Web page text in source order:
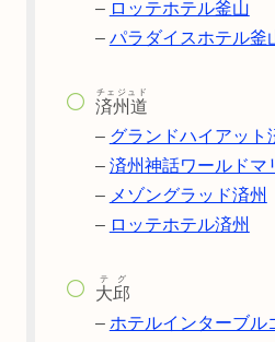
– ロッテホテル釜山
– パラダイスホテル釜
済州道
チェジュド
– グランドハイアット
– 済州神話ワールドマ
– メゾングラッド済州
– ロッテホテル済州
大邱
テグ
– ホテルインターブル